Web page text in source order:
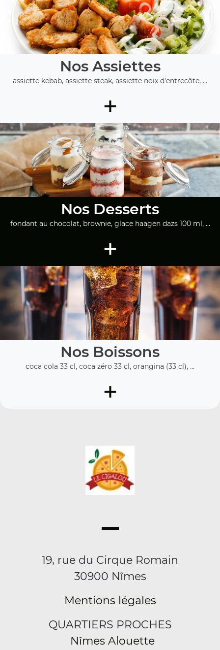
Nos Assiettes
assiette kebab, assiette steak, assiette noix d'entrecôte, ...
+
Nos Desserts
fondant au chocolat, brownie, glace haagen dazs 100 ml, ...
+
Nos Boissons
coca cola 33 cl, coca zéro 33 cl, orangina (33 cl), ...
+
19, rue du Cirque Romain
30900 Nîmes
Mentions légales
QUARTIERS PROCHES
Nîmes Alouette